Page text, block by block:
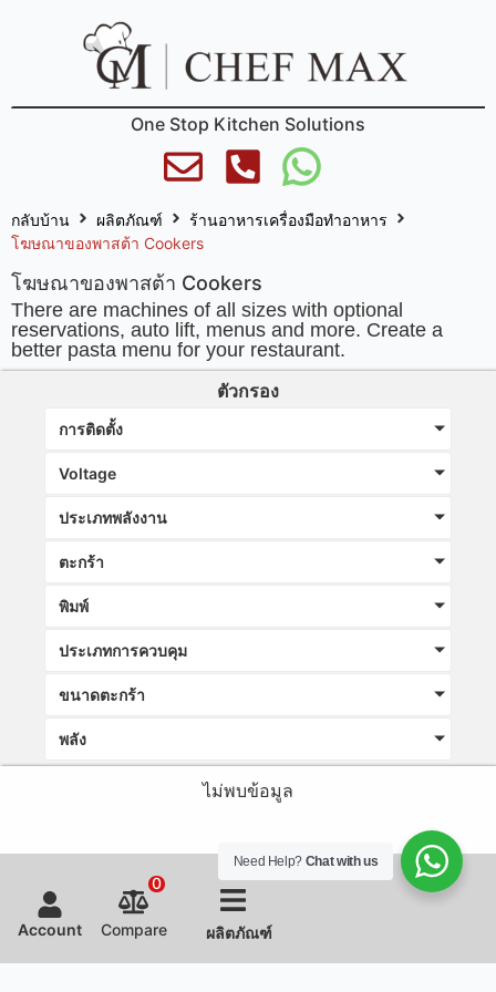
One Stop Kitchen Solutions
โฆษณาของพาสต้า Cookers
กลับบ้าน ผลิตภัณฑ์
ร้านอาหารเครื่องมือทำอาหาร
โฆษณาของพาสต้า Cookers
There are machines of all sizes with optional
reservations, auto lift, menus and more. Create a
better pasta menu for your restaurant.
ตัวกรอง
การติดตั้ง
Voltage
ประเภทพลังงาน
ตะกร้า
พิมพ์
ประเภทการควบคุม
ขนาดตะกร้า
พลัง
ไม่พบข้อมูล
Account Compare
0
ผลิตภัณฑ์
Need Help? Chat with us